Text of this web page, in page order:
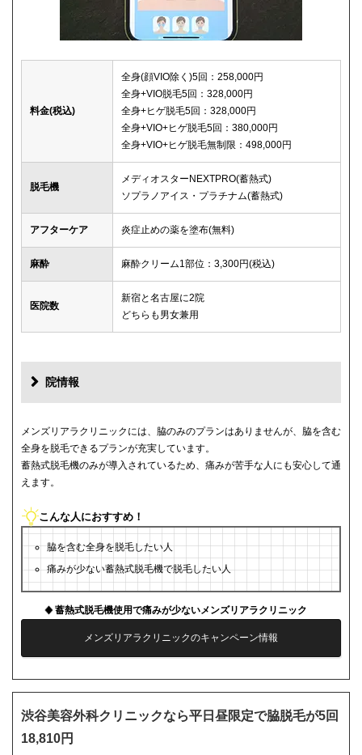
料金(税込)
全身(顔VIO除く)5回：258,000円
全身+VIO脱毛5回：328,000円
全身+ヒゲ脱毛5回：328,000円
全身+VIO+ヒゲ脱毛5回：380,000円
全身+VIO+ヒゲ脱毛無制限：498,000円
脱毛機
メディオスターNEXTPRO(蓄熱式)
ソプラノアイス・プラチナム(蓄熱式)
アフターケア 炎症止めの薬を塗布(無料)
麻酔 麻酔クリーム1部位：3,300円(税込)
医院数
新宿と名古屋に2院
どちらも男女兼用
院情報
メンズリアラクリニックには、脇のみのプランはありませんが、脇を含む
全身を脱毛できるプランが充実しています。
蓄熱式脱毛機のみが導入されているため、痛みが苦手な人にも安心して通
えます。
こんな人におすすめ！
脇を含む全身を脱毛したい人
痛みが少ない蓄熱式脱毛機で脱毛したい人
蓄熱式脱毛機使用で痛みが少ないメンズリアラクリニック
メンズリアラクリニックのキャンペーン情報
渋谷美容外科クリニックなら平日昼限定で脇脱毛が5回
18,810円